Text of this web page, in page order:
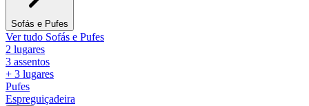
Sofás e Pufes
Ver tudo Sofás e Pufes
2 lugares
3 assentos
+ 3 lugares
Pufes
Espreguiçadeira